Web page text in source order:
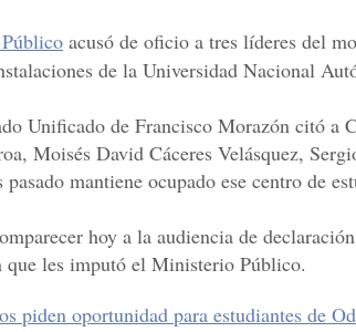
acusó de oficio a tres líderes del
de la Universidad Nacional
Unificado de Francisco Morazón citó a
Moisés David Cáceres Velásquez,
pasado mantiene ocupado ese centro de
hoy a la audiencia de
que les imputó el Ministerio Público.
piden oportunidad para estudiantes de